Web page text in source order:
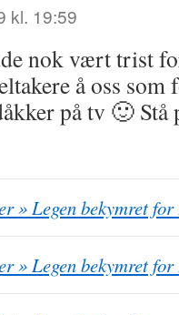
kl. 19:59
nok vært trist
å oss som
på tv 🙂 Stå
» Legen bekymret
» Legen bekymret